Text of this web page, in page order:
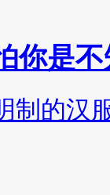
你是
制的汉